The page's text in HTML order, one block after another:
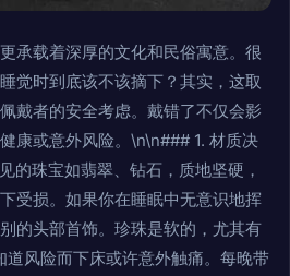
承载着深厚的文化和民俗寓意。很
觉时到底该不该摘下？其实，这取
戴者的安全考虑。戴错了不仅会影
康或意外风险。\n\n### 1. 材质决
的珠宝如翡翠、钻石，质地坚硬，
受损。如果你在睡眠中无意识地挥
的头部首饰。珍珠是软的，尤其有
风险而下床或许意外触痛。每晚带